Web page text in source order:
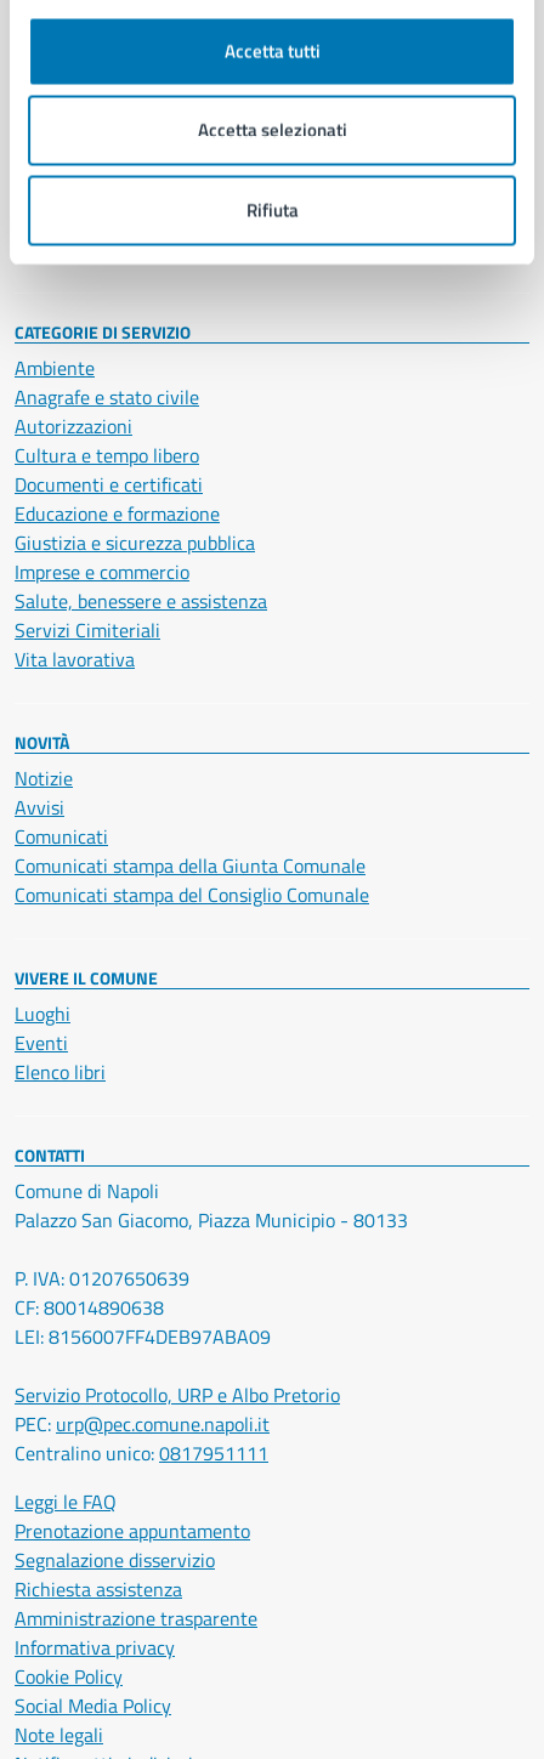
Accetta tutti
Accetta selezionati
Rifiuta
Aree amministrative
Uffici
Politici
Intranet, posta aziendale e protocollo
CATEGORIE DI SERVIZIO
Ambiente
Anagrafe e stato civile
Autorizzazioni
Cultura e tempo libero
Documenti e certificati
Educazione e formazione
Giustizia e sicurezza pubblica
Imprese e commercio
Salute, benessere e assistenza
Servizi Cimiteriali
Vita lavorativa
NOVITÀ
Notizie
Avvisi
Comunicati
Comunicati stampa della Giunta Comunale
Comunicati stampa del Consiglio Comunale
VIVERE IL COMUNE
Luoghi
Eventi
Elenco libri
CONTATTI
Comune di Napoli
Palazzo San Giacomo, Piazza Municipio - 80133
P. IVA: 01207650639
CF: 80014890638
LEI: 8156007FF4DEB97ABA09
Servizio Protocollo, URP e Albo Pretorio
PEC: urp@pec.comune.napoli.it
Centralino unico:0817951111
Leggi le FAQ
Prenotazione appuntamento
Segnalazione disservizio
Richiesta assistenza
Amministrazione trasparente
Informativa privacy
Cookie Policy
Social Media Policy
Note legali